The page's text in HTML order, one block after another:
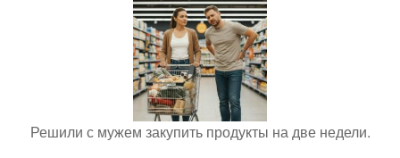
Решили с мужем закупить продукты на две недели.